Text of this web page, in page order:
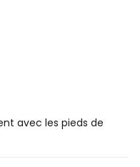
avec les pieds de